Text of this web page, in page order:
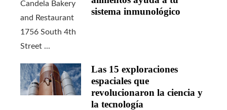
sistema inmunológico
Las 15 exploraciones
espaciales que
revolucionaron la ciencia y
la tecnología